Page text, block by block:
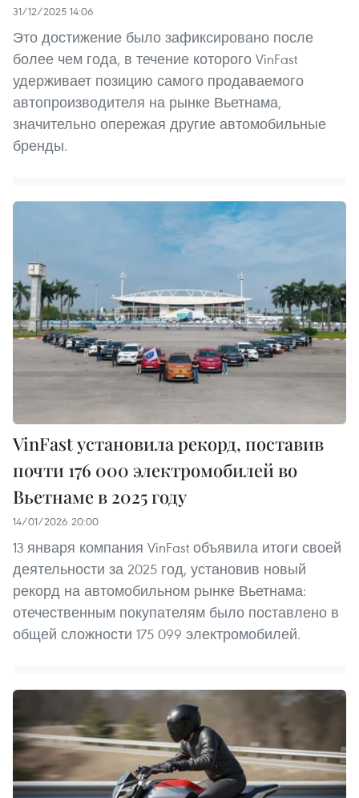
31/12/2025 14:06
Это достижение было зафиксировано после
более чем года, в течение которого VinFast
удерживает позицию самого продаваемого
автопроизводителя на рынке Вьетнама,
значительно опережая другие автомобильные
бренды.
VinFast установила рекорд, поставив
почти 176 000 электромобилей во
Вьетнаме в 2025 году
14/01/2026 20:00
13 января компания VinFast объявила итоги своей
деятельности за 2025 год, установив новый
рекорд на автомобильном рынке Вьетнама:
отечественным покупателям было поставлено в
общей сложности 175 099 электромобилей.